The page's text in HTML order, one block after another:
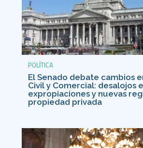
POLÍTICA
El Senado debate cambios
Civil y Comercial: desalojos
expropiaciones y nuevas
propiedad privada